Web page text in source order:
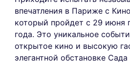
впечатления в Париже с
который пройдет с 29 июня
года. Это уникальное
открытое кино и высокую
элегантной обстановке